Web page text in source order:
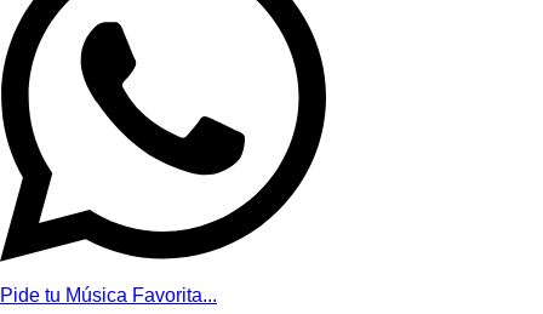
Pide tu Música Favorita...